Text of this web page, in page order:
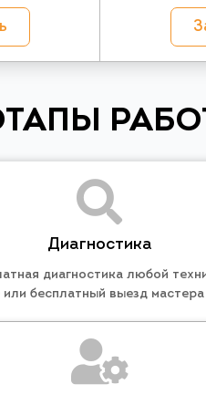
Диагностика
диагностика любой
или бесплатный выезд